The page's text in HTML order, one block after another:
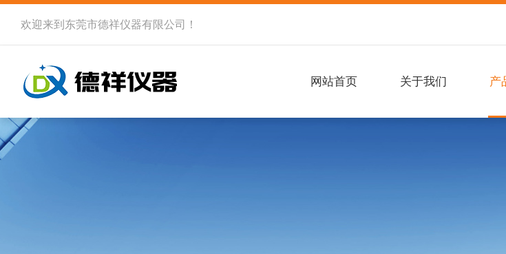
欢迎来到 东莞市德祥仪器有限公司 ！
网站首页 关于我们 产